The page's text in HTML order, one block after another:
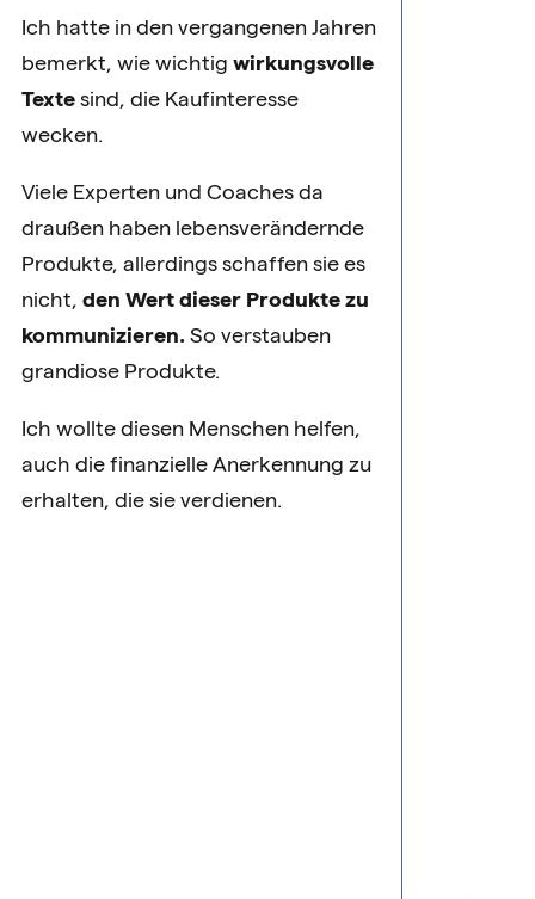
Ich hatte in den vergangenen Jahren
bemerkt, wie wichtig wirkungsvolle
Texte sind, die Kaufinteresse
wecken.
Viele Experten und Coaches da
draußen haben lebensverändernde
Produkte, allerdings schaffen sie es
nicht, den Wert dieser Produkte zu
kommunizieren. So verstauben
grandiose Produkte.
Ich wollte diesen Menschen helfen,
auch die finanzielle Anerkennung zu
erhalten, die sie verdienen.